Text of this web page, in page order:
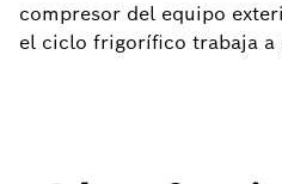
compresor del equipo
el ciclo frigorífico trabaja a